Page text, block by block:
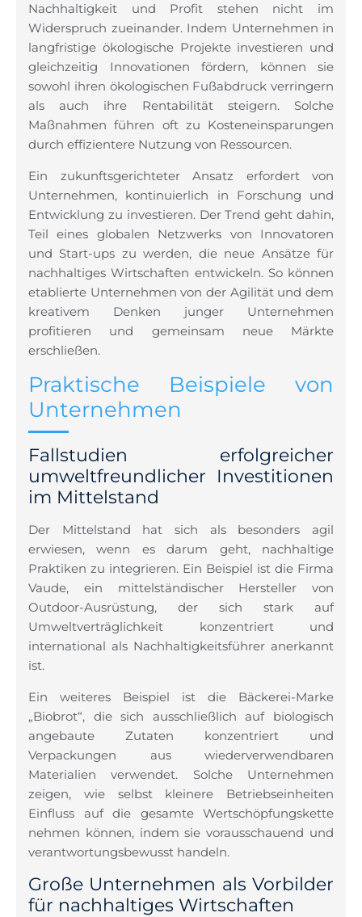
Nachhaltigkeit und Profit stehen nicht im
Widerspruch zueinander. Indem Unternehmen in
langfristige ökologische Projekte investieren und
gleichzeitig Innovationen fördern, können sie
sowohl ihren ökologischen Fußabdruck verringern
als auch ihre Rentabilität steigern. Solche
Maßnahmen führen oft zu Kosteneinsparungen
durch effizientere Nutzung von Ressourcen.
Ein zukunftsgerichteter Ansatz erfordert von
Unternehmen, kontinuierlich in Forschung und
Entwicklung zu investieren. Der Trend geht dahin,
Teil eines globalen Netzwerks von Innovatoren
und Start-ups zu werden, die neue Ansätze für
nachhaltiges Wirtschaften entwickeln. So können
etablierte Unternehmen von der Agilität und dem
kreativem Denken junger Unternehmen
profitieren und gemeinsam neue Märkte
erschließen.
Praktische Beispiele von
Unternehmen
Fallstudien erfolgreicher
umweltfreundlicher Investitionen
im Mittelstand
Der Mittelstand hat sich als besonders agil
erwiesen, wenn es darum geht, nachhaltige
Praktiken zu integrieren. Ein Beispiel ist die Firma
Vaude, ein mittelständischer Hersteller von
Outdoor-Ausrüstung, der sich stark auf
Umweltverträglichkeit konzentriert und
international als Nachhaltigkeitsführer anerkannt
ist.
Ein weiteres Beispiel ist die Bäckerei-Marke
„Biobrot“, die sich ausschließlich auf biologisch
angebaute Zutaten konzentriert und
Verpackungen aus wiederverwendbaren
Materialien verwendet. Solche Unternehmen
zeigen, wie selbst kleinere Betriebseinheiten
Einfluss auf die gesamte Wertschöpfungskette
nehmen können, indem sie vorausschauend und
verantwortungsbewusst handeln.
Große Unternehmen als Vorbilder
für nachhaltiges Wirtschaften